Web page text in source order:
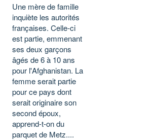
Une mère de famille
inquiète les autorités
françaises. Celle-ci
est partie, emmenant
ses deux garçons
âgés de 6 à 10 ans
pour l'Afghanistan. La
femme serait partie
pour ce pays dont
serait originaire son
second époux,
apprend-t-on du
parquet de Metz....